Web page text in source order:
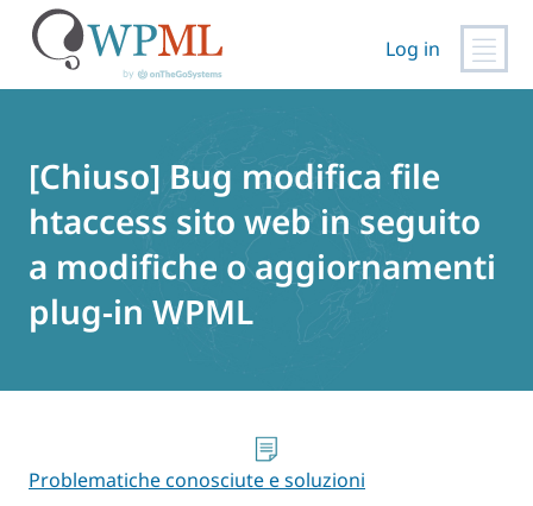
Log in
[Chiuso] Bug modifica file
htaccess sito web in seguito
a modifiche o aggiornamenti
plug-in WPML
Problematiche conosciute e soluzioni